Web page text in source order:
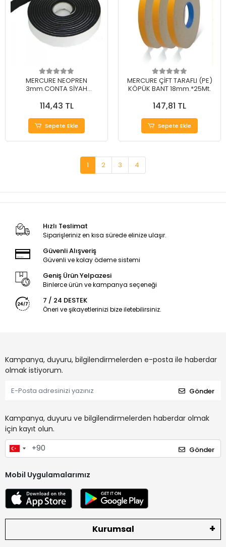
MERCURE NEOPREN
3mm.CONTA SİYAH
114,43 TL
Sepete Ekle
MERCURE ÇİFT TARAFLI (PE)
KÖPÜK BANT 18mm.*25Mt.
147,81 TL
Sepete Ekle
1 2 3 4
Hızlı Teslimat
Siparişleriniz en kısa sürede elinize ulaşır.
Güvenli Alışveriş
Güvenli ve kolay ödeme sistemi
Geniş Ürün Yelpazesi
Binlerce ürün ve kampanya seçeneği
7 / 24 DESTEK
Öneri ve şikayetlerinizi bize iletebilirsiniz.
Kampanya, duyuru, bilgilendirmelerden e-posta ile haberdar
olmak istiyorum.
Gönder
Kampanya, duyuru ve bilgilendirmelerden haberdar olmak
için kayıt olun.
Gönder
Mobil Uygulamalarımız
Kurumsal